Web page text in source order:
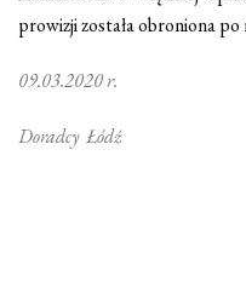
prowizji została obroniona po
09.03.2020 r.
Doradcy Łódź